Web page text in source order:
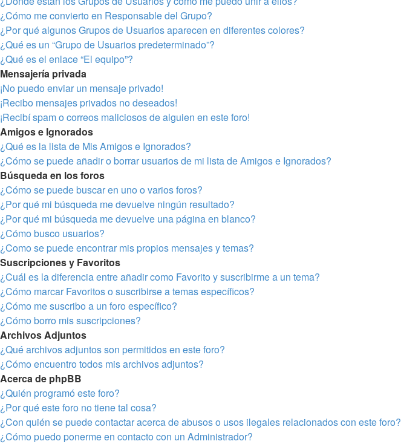
¿Cómo me convierto en Responsable del Grupo?
¿Por qué algunos Grupos de Usuarios aparecen en diferentes colores?
¿Qué es un “Grupo de Usuarios predeterminado”?
¿Qué es el enlace “El equipo”?
Mensajería privada
¡No puedo enviar un mensaje privado!
¡Recibo mensajes privados no deseados!
¡Recibí spam o correos maliciosos de alguien en este foro!
Amigos e Ignorados
¿Qué es la lista de Mis Amigos e Ignorados?
¿Cómo se puede añadir o borrar usuarios de mi lista de Amigos e Ignorados?
Búsqueda en los foros
¿Cómo se puede buscar en uno o varios foros?
¿Por qué mi búsqueda me devuelve ningún resultado?
¿Por qué mi búsqueda me devuelve una página en blanco?
¿Cómo busco usuarios?
¿Como se puede encontrar mis propios mensajes y temas?
Suscripciones y Favoritos
¿Cuál es la diferencia entre añadir como Favorito y suscribirme a un tema?
¿Cómo marcar Favoritos o suscribirse a temas específicos?
¿Cómo me suscribo a un foro específico?
¿Cómo borro mis suscripciones?
Archivos Adjuntos
¿Qué archivos adjuntos son permitidos en este foro?
¿Cómo encuentro todos mis archivos adjuntos?
Acerca de phpBB
¿Quién programó este foro?
¿Por qué este foro no tiene tal cosa?
¿Con quién se puede contactar acerca de abusos o usos ilegales relacionados con este foro?
¿Cómo puedo ponerme en contacto con un Administrador?